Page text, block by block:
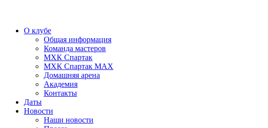
О клубе
Общая информация
Команда мастеров
МХК Спартак
МХК Спартак МАХ
Домашняя арена
Академия
Контакты
Даты
Новости
Наши новости